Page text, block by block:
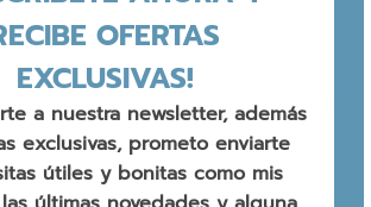
OFERTAS
EXCLUSIVAS!
a nuestra newsletter, además
exclusivas, prometo enviarte
útiles y bonitas como mis